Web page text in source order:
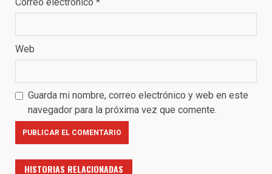
Correo electrónico *
Web
Guarda mi nombre, correo electrónico y web en este
navegador para la próxima vez que comente.
HISTORIAS RELACIONADAS